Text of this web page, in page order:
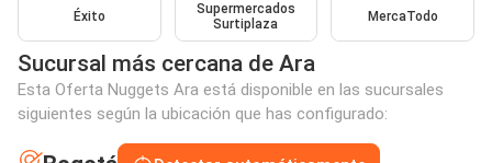
Éxito
Supermercados
Surtiplaza
MercaTodo
Sucursal más cercana de Ara
Esta Oferta Nuggets Ara está disponible en las sucursales
siguientes según la ubicación que has configurado: